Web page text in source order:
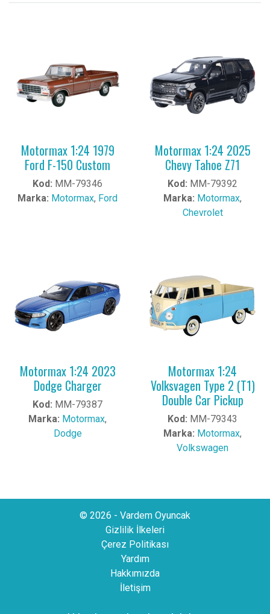
Motormax 1:24 1979
Ford F-150 Custom
Kod: MM-79346
Marka: Motormax, Ford
Motormax 1:24 2025
Chevy Tahoe Z71
Kod: MM-79392
Marka: Motormax,
Chevrolet
Motormax 1:24 2023
Dodge Charger
Kod: MM-79387
Marka: Motormax,
Dodge
Motormax 1:24
Volksvagen Type 2 (T1)
Double Car Pickup
Kod: MM-79343
Marka: Motormax,
Volkswagen
© 2026 - Vardem Oyuncak
Gizlilik İlkeleri
Çerez Politikası
Yardım
Hakkımızda
İletişim